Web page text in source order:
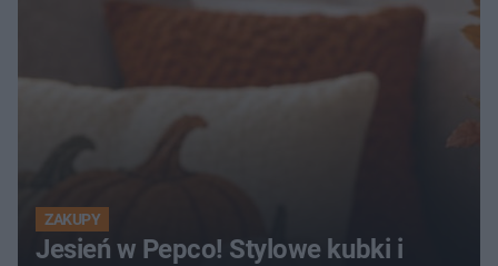
ZAKUPY
Jesień w Pepco! Stylowe kubki i